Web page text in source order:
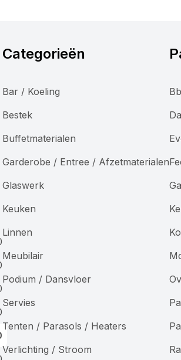
Categorieën
Bar / Koeling
Bestek
Buffetmaterialen
Garderobe / Entree / Afzetmaterialen
Glaswerk
Keuken
Linnen
Meubilair
Podium / Dansvloer
Servies
Tenten / Parasols / Heaters
Verlichting / Stroom
en
om onze
om
Je hebt